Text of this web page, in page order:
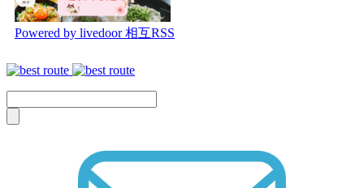
Powered by livedoor 相互RSS